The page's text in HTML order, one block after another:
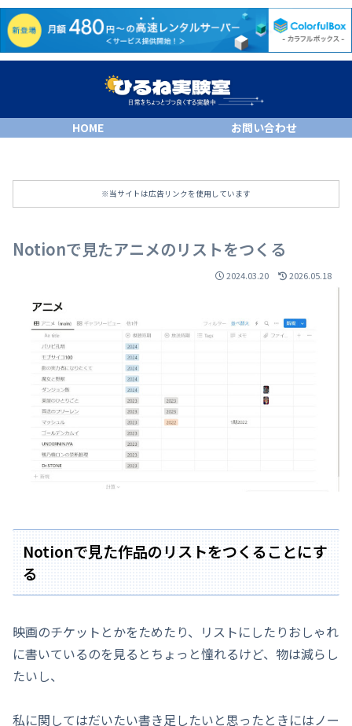
HOME お問い合わせ
※当サイトは広告リンクを使用しています
Notionで見たアニメのリストをつくる
2024.03.20 2026.05.18
Notionで見た作品のリストをつくることにす
る
映画のチケットとかをためたり、リストにしたりおしゃれ
に書いているのを見るとちょっと憧れるけど、物は減らし
たいし、
私に関してはだいたい書き足したいと思ったときにはノー